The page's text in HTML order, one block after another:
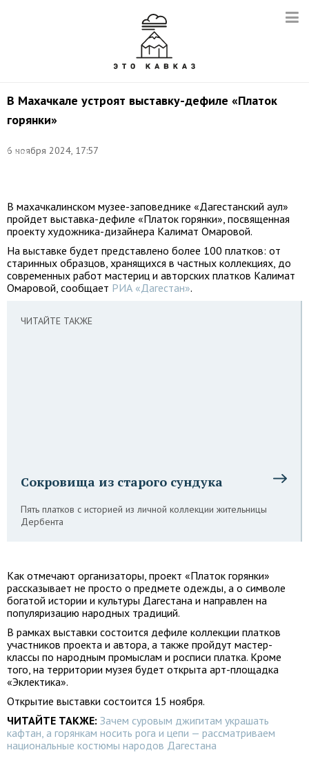
В Махачкале устроят выставку-дефиле «Платок
горянки»
6 ноября 2024, 17:57
Елена
В махачкалинском музее-заповеднике «Дагестанский аул»
пройдет выставка-дефиле «Платок горянки», посвященная
проекту художника-дизайнера Калимат Омаровой.
На выставке будет представлено более 100 платков: от
старинных образцов, хранящихся в частных коллекциях, до
современных работ мастериц и авторских платков Калимат
Омаровой, сообщает РИА «Дагестан».
ЧИТАЙТЕ ТАКЖЕ
Сокровища из старого сундука
Пять платков с историей из личной коллекции жительницы
Дербента
Как отмечают организаторы, проект «Платок горянки»
рассказывает не просто о предмете одежды, а о символе
богатой истории и культуры Дагестана и направлен на
популяризацию народных традиций.
В рамках выставки состоится дефиле коллекции платков
участников проекта и автора, а также пройдут мастер-
классы по народным промыслам и росписи платка. Кроме
того, на территории музея будет открыта арт-площадка
«Эклектика».
Открытие выставки состоится 15 ноября.
ЧИТАЙТЕ ТАКЖЕ: Зачем суровым джигитам украшать
кафтан, а горянкам носить рога и цепи — рассматриваем
национальные костюмы народов Дагестана